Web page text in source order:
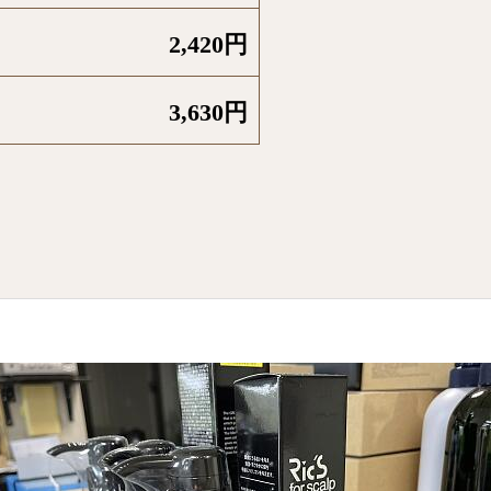
2,420円
3,630円